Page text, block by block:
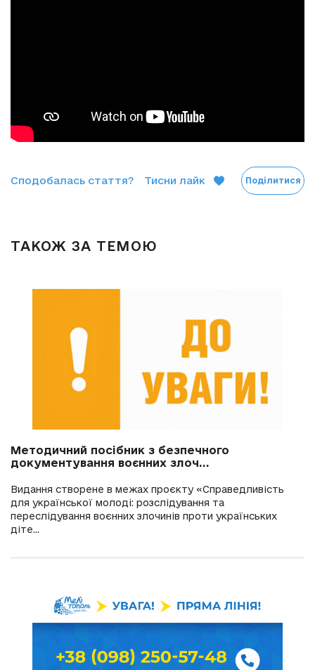
Сподобалась стаття? Тисни лайк Поділитися
ТАКОЖ ЗА ТЕМОЮ
Методичний посібник з безпечного
документування воєнних злоч...
Видання створене в межах проєкту «Справедливість
для української молоді: розслідування та
переслідування воєнних злочинів проти українських
діте...